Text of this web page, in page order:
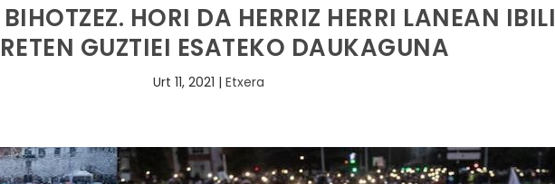
HORI DA HERRIZ HERRI LANEAN IBILI
GUZTIEI ESATEKO DAUKAGUNA
Urt 11, 2021 |Etxera